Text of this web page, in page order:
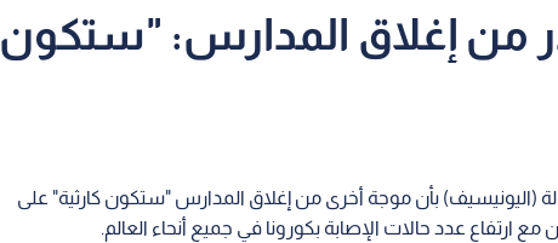
من إغلاق المدارس: "ستكون
(اليونيسيف) بأن موجة أخرى من إغلاق المدارس "ستكون كارثية" على
ارتفاع عدد حالات الإصابة بكورونا في جميع أنحاء العالم.